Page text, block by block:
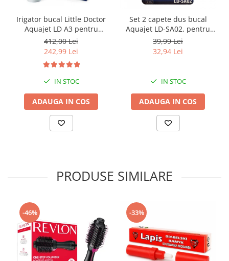
Irigator bucal Little Doctor
Aquajet LD A3 pentru
adulti, profesional, 1500
impulsuri/min, 2 duze, alb
412,00 Lei
242,99 Lei
IN STOC
ADAUGA IN COS
Set 2 capete dus bucal
Aquajet LD-SA02, pentru
irigatorul Aquajet LD-A8
39,99 Lei
32,94 Lei
IN STOC
ADAUGA IN COS
PRODUSE SIMILARE
-46% -33%